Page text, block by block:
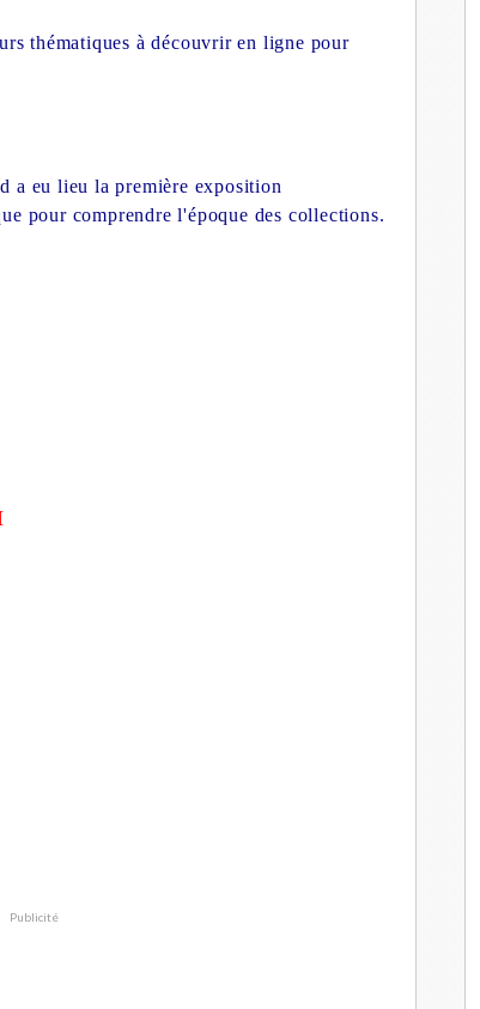
thématiques à découvrir en ligne pour
a eu lieu la première exposition
pour comprendre l'époque des collections.
Publicité